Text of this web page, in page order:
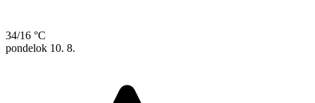
34/16 °C
pondelok 10. 8.